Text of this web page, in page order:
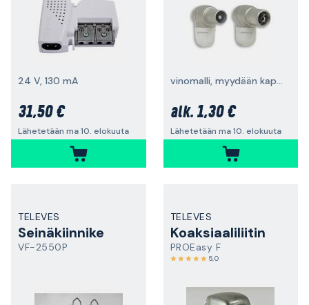
24 V, 130 mA
31,50 €
Lähetetään ma 10. elokuuta
vinomalli, myydään kappaleittain
alk. 1,30 €
Lähetetään ma 10. elokuuta
TELEVES
Seinäkiinnike
VF-2550P
TELEVES
Koaksiaaliliitin
PROEasy F
5,0